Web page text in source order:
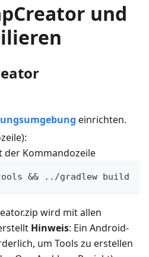
und
einrichten.
der Kommandozeile
&& ../gradlew build
wird mit allen
Hinweis: Ein Android-
um Tools zu erstellen